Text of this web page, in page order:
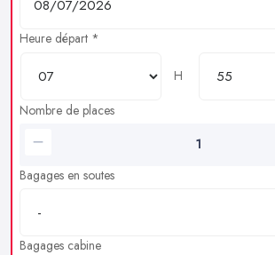
Heure départ *
H
Nombre de places
Bagages en soutes
Bagages cabine